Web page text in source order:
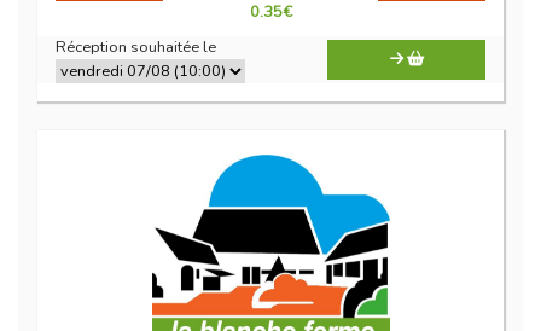
0.35€
Réception souhaitée le